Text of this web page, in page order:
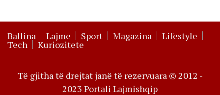
Ballina Lajme Sport Magazina Lifestyle
Tech Kuriozitete
Të gjitha të drejtat janë të rezervuara © 2012 -
2023 Portali Lajmishqip